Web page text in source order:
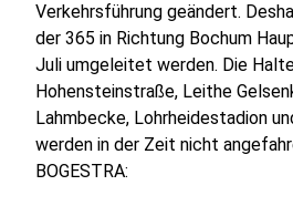
Verkehrsführung geändert.
der 365 in Richtung Bochum
Juli umgeleitet werden. Die
Hohensteinstraße, Leithe
Lahmbecke, Lohrheidestadion
werden in der Zeit nicht
BOGESTRA: